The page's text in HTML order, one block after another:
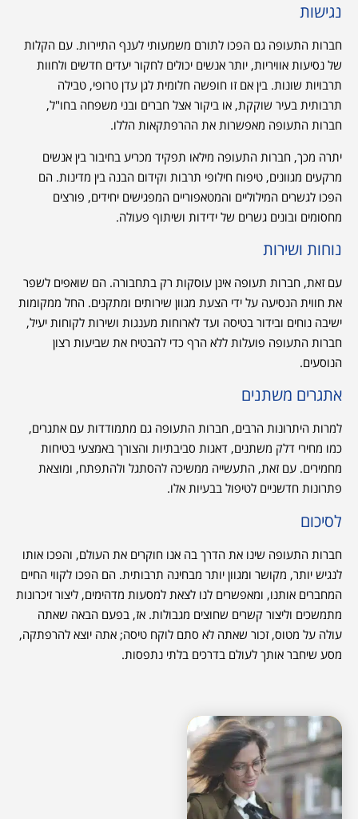
נגישות
חברות התעופה גם הפכו לתורם משמעותי לענף התיירות. עם הקלות
של נסיעות אוויריות, יותר אנשים יכולים לחקור יעדים חדשים ולחוות
תרבויות שונות. בין אם זו חופשה חלומית לגן עדן טרופי, טבילה
תרבותית בעיר שוקקת, או ביקור אצל חברים ובני משפחה בחו"ל,
חברות התעופה מאפשרות את ההרפתקאות הללו.
יתרה מכך, חברות התעופה מילאו תפקיד מכריע בחיבור בין אנשים
מרקעים מגוונים, טיפוח חילופי תרבות וקידום הבנה בין מדינות. הם
הפכו לגשרים המילוליים והמטאפוריים המפגישים יחידים, פורצים
מחסומים ובונים גשרים של ידידות ושיתוף פעולה.
נוחות ושירות
עם זאת, חברות תעופה אינן עוסקות רק בתחבורה. הם שואפים לשפר
את חווית הנסיעה על ידי הצעת מגוון שירותים ומתקנים. החל ממקומות
ישיבה נוחים ובידור בטיסה ועד לארוחות מענגות ושירות לקוחות יעיל,
חברות התעופה פועלות ללא הרף כדי להבטיח את שביעות רצון
הנוסעים.
אתגרים משתנים
למרות היתרונות הרבים, חברות התעופה גם מתמודדות עם אתגרים,
כמו מחירי דלק משתנים, דאגות סביבתיות והצורך באמצעי בטיחות
מחמירים. עם זאת, התעשייה ממשיכה להסתגל ולהתפתח, ומוצאת
פתרונות חדשניים לטיפול בבעיות אלו.
לסיכום
חברות התעופה שינו את הדרך בה אנו חוקרים את העולם, והפכו אותו
לנגיש יותר, מקושר ומגוון יותר מבחינה תרבותית. הם הפכו לקווי החיים
המחברים אותנו, ומאפשרים לנו לצאת למסעות מדהימים, ליצור זיכרונות
מתמשכים וליצור קשרים שחוצים מגבולות. אז, בפעם הבאה שאתה
עולה על מטוס, זכור שאתה לא סתם לוקח טיסה; אתה יוצא להרפתקה,
מסע שיחבר אותך לעולם בדרכים בלתי נתפסות.